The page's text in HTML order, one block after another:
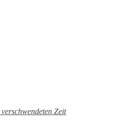
Zeit